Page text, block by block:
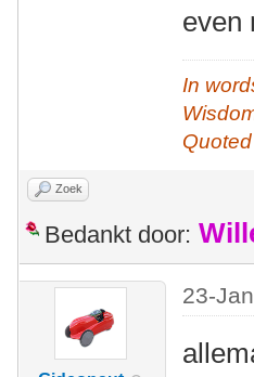
even
In
Zoek
Bedankt door:
23-